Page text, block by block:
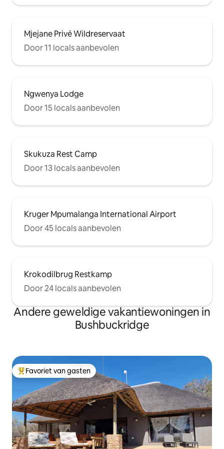
Mjejane Privé Wildreservaat
Door 11 locals aanbevolen
Ngwenya Lodge
Door 15 locals aanbevolen
Skukuza Rest Camp
Door 13 locals aanbevolen
Kruger Mpumalanga International Airport
Door 45 locals aanbevolen
Krokodilbrug Restkamp
Door 24 locals aanbevolen
Andere geweldige vakantiewoningen in
Bushbuckridge
Topfavoriet van gasten
Favoriet van gasten